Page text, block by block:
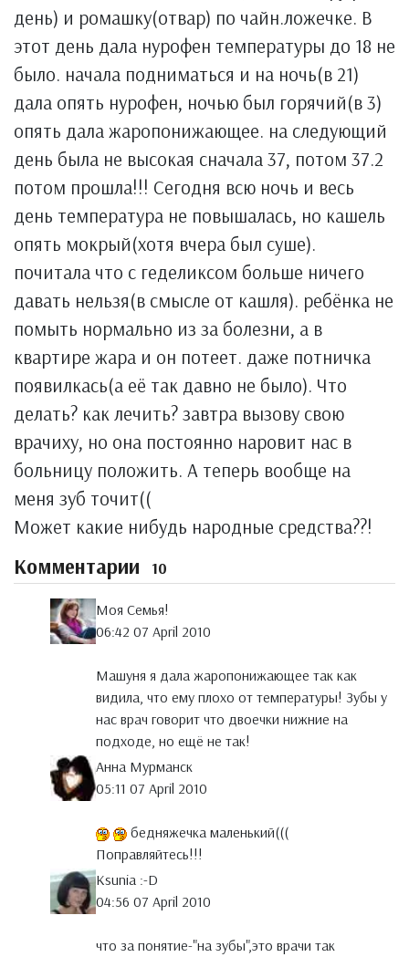
день) и ромашку(отвар) по чайн.ложечке. В
этот день дала нурофен температуры до 18 не
было. начала подниматься и на ночь(в 21)
дала опять нурофен, ночью был горячий(в 3)
опять дала жаропонижающее. на следующий
день была не высокая сначала 37, потом 37.2
потом прошла!!! Сегодня всю ночь и весь
день температура не повышалась, но кашель
опять мокрый(хотя вчера был суше).
почитала что с геделиксом больше ничего
давать нельзя(в смысле от кашля). ребёнка не
помыть нормально из за болезни, а в
квартире жара и он потеет. даже потничка
появилкась(а её так давно не было). Что
делать? как лечить? завтра вызову свою
врачиху, но она постоянно наровит нас в
больницу положить. А теперь вообще на
меня зуб точит((
Может какие нибудь народные средства??!
Комментарии 10
Моя Семья!
06:42 07 April 2010
Машуня я дала жаропонижающее так как
видила, что ему плохо от температуры! Зубы у
нас врач говорит что двоечки нижние на
подходе, но ещё не так!
Анна Мурманск
05:11 07 April 2010
бедняжечка маленький(((
Поправляйтесь!!!
Ksunia :-D
04:56 07 April 2010
что за понятие-"на зубы",это врачи так